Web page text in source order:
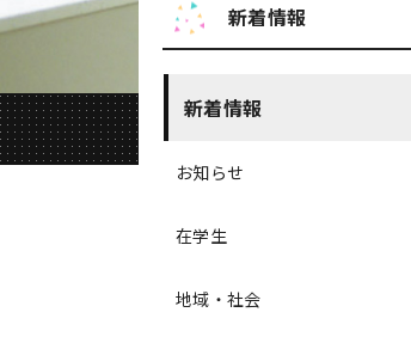
新着情報
新着情報
お知らせ
在学生
地域・社会